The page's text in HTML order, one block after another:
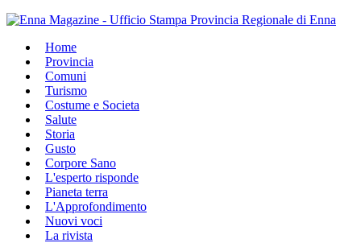
Home
Provincia
Comuni
Turismo
Costume e Societa
Salute
Storia
Gusto
Corpore Sano
L'esperto risponde
Pianeta terra
L'Approfondimento
Nuovi voci
La rivista